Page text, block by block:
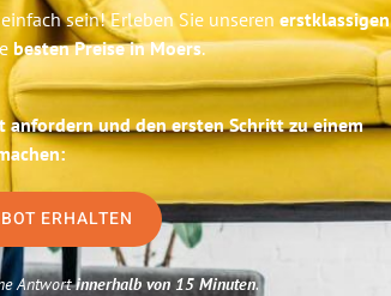
sein! Erleben Sie unseren erstklassigen
besten Preise in Moers.
und den ersten Schritt zu einem
ERHALTEN
Antwortinnerhalb von 15 Minuten.